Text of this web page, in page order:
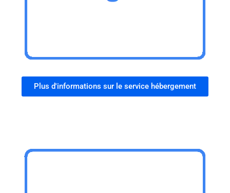
Plus d'informations sur le service hébergement